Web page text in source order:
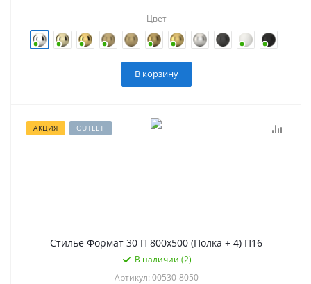
Цвет
В корзину
АКЦИЯ OUTLET
Стилье Формат 30 П 800х500 (Полка + 4) П16
В наличии (2)
Артикул: 00530-8050